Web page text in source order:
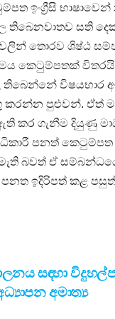
ඉංග්‍රීසි භාෂාවෙන්
තිබෙනවාතව සති
වලින් තොරව ශිෂ්ඨ
කෙටුම්පතක්
තිබෙන්නේ විෂයභාර
කරන්න පුළුවන්. ඒත්
කර ගැනීම දියුණු
පනත්
බවත් ඒ
ඉදිරිපත් කළ
සඳහා
අමාත්‍ය